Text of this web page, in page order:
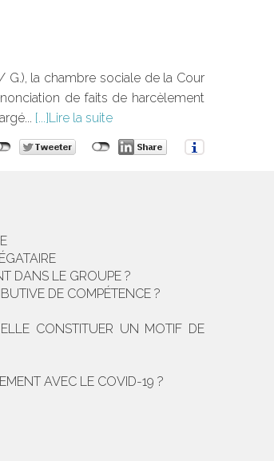
G.), la chambre sociale de la Cour
de faits de harcèlement
Lire la suite
DANS LE GROUPE ?
DE COMPÉTENCE ?
CONSTITUER UN MOTIF DE
AVEC LE COVID-19 ?